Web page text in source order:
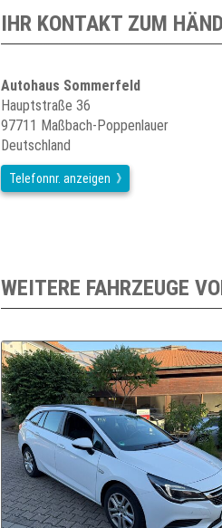
IHR KONTAKT ZUM
Autohaus Sommerfeld
Hauptstraße 36
97711 Maßbach-Poppenlauer
Deutschland
Telefonnr. anzeigen
WEITERE FAHRZEUGE